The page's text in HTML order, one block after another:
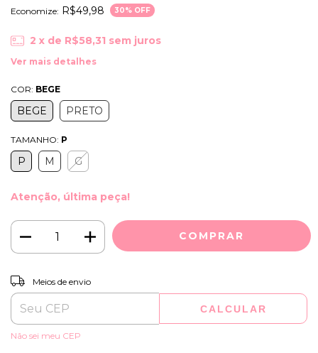
Economize: R$49,98 30% OFF
2 x de R$58,31 sem juros
Ver mais detalhes
COR: BEGE
BEGE PRETO
TAMANHO: P
P M G
Atenção, última peça!
Entregas para o CEP:
Meios de envio
CALCULAR
Não sei meu CEP